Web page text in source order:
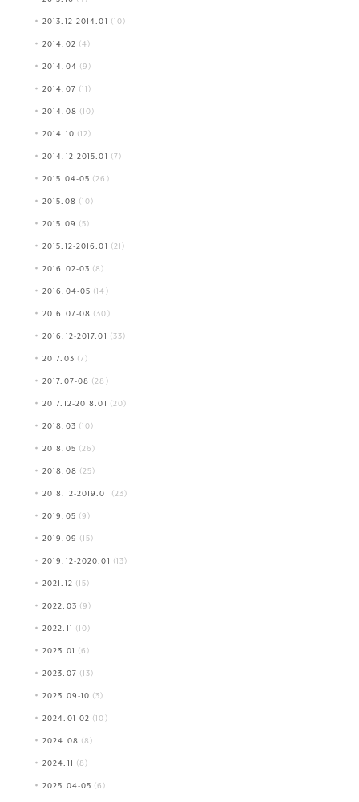
2013.12-2014.01 (10)
2014.02 (4)
2014.04 (9)
2014.07 (11)
2014.08 (10)
2014.10 (12)
2014.12-2015.01 (7)
2015.04-05 (26)
2015.08 (10)
2015.09 (5)
2015.12-2016.01 (21)
2016.02-03 (8)
2016.04-05 (14)
2016.07-08 (30)
2016.12-2017.01 (33)
2017.03 (7)
2017.07-08 (28)
2017.12-2018.01 (20)
2018.03 (10)
2018.05 (26)
2018.08 (25)
2018.12-2019.01 (23)
2019.05 (9)
2019.09 (15)
2019.12-2020.01 (13)
2021.12 (15)
2022.03 (9)
2022.11 (10)
2023.01 (6)
2023.07 (13)
2023.09-10 (3)
2024.01-02 (10)
2024.08 (8)
2024.11 (8)
2025.04-05 (6)